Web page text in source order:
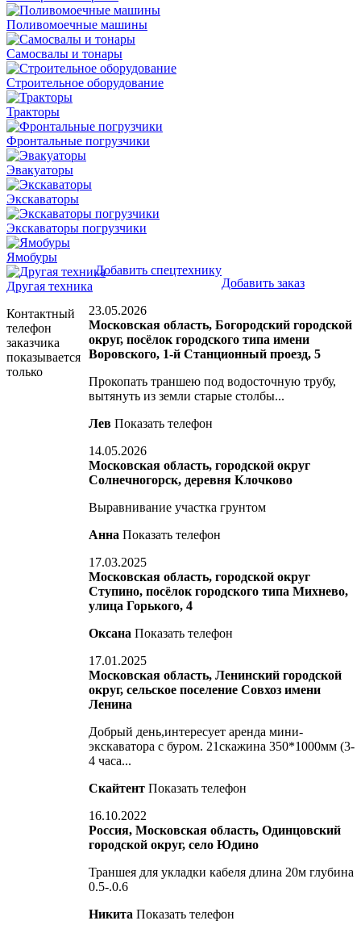
Поливомоечные машины
Самосвалы и тонары
Строительное оборудование
Тракторы
Фронтальные погрузчики
Эвакуаторы
Экскаваторы
Экскаваторы погрузчики
Ямобуры
Другая техника Добавить заказ
Добавить спецтехнику
23.05.2026
Московская область, Богородский городской
округ, посёлок городского типа имени
Воровского, 1-й Станционный проезд, 5
Прокопать траншею под водосточную трубу,
вытянуть из земли старые столбы...
Лев Показать телефон
14.05.2026
Московская область, городской округ
Солнечногорск, деревня Клочково
Выравнивание участка грунтом
Анна Показать телефон
17.03.2025
Московская область, городской округ
Ступино, посёлок городского типа Михнево,
улица Горького, 4
Оксана Показать телефон
17.01.2025
Московская область, Ленинский городской
округ, сельское поселение Совхоз имени
Ленина
Добрый день,интересует аренда мини-
экскаватора с буром. 21скажина 350*1000мм (3-
4 часа...
Скайтент Показать телефон
16.10.2022
Россия, Московская область, Одинцовский
городской округ, село Юдино
Траншея для укладки кабеля длина 20м глубина
0.5-.0.6
Никита Показать телефон
Контактный
телефон
заказчика
показывается
только